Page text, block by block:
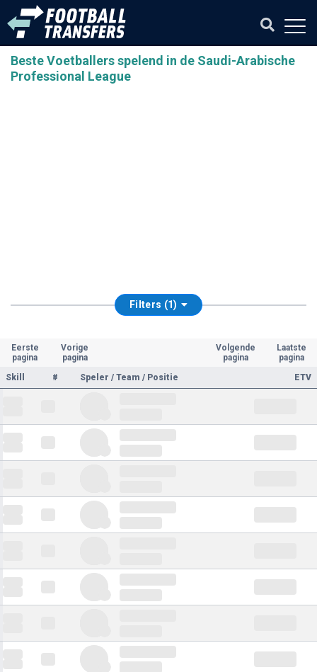
Beste Voetballers spelend in de Saudi-Arabische
Professional League
Filters (1)
Eerste
pagina
Vorige
pagina
Volgende
pagina
Laatste
pagina
Skill
# Speler / Team / Positie ETV